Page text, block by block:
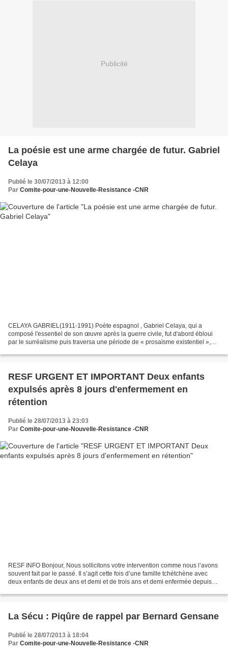
Publicité
La poésie est une arme chargée de futur. Gabriel
Celaya
Publié le 30/07/2013 à 12:00
Par Comite-pour-une-Nouvelle-Resistance -CNR
CELAYA GABRIEL(1911-1991) Poète espagnol , Gabriel Celaya, qui a
composé l'essentiel de son œuvre après la guerre civile, fut d'abord ébloui
par le surréalisme puis traversa une période de « prosaïsme existentiel »,
RESF URGENT ET IMPORTANT Deux enfants
expulsés après 8 jours d'enfermement en
rétention
Publié le 28/07/2013 à 23:03
Par Comite-pour-une-Nouvelle-Resistance -CNR
RESF INFO Bonjour, Nous sollicitons votre intervention comme nous l’avons
souvent fait par le passé. Il s’agit cette fois d’une famille tchétchène avec
deux enfants de deux ans et demi et de trois ans et demi enfermée depuis
La Sécu : Piqûre de rappel par Bernard Gensane
Publié le 28/07/2013 à 18:04
Par Comite-pour-une-Nouvelle-Resistance -CNR